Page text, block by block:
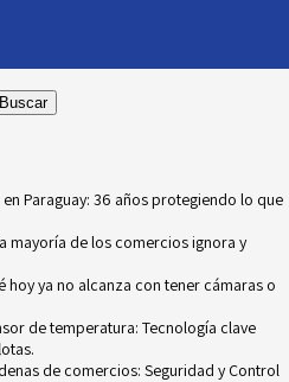
Buscar
Paraguay: 36 años protegiendo lo que
mayoría de los comercios ignora y
hoy ya no alcanza con tener cámaras o
de temperatura: Tecnología clave
de comercios: Seguridad y Control